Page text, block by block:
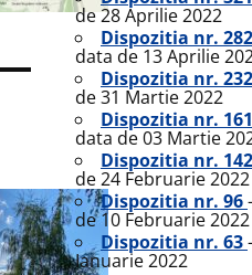
de 28 Aprilie 2022
Dispozitia nr. 282
data de 13 Aprilie
Dispozitia nr. 232
de 31 Martie 2022
Dispozitia nr. 161
data de 03 Martie
Dispozitia nr. 142
de 24 Februarie 2022
Dispozitia nr. 96
de 10 Februarie 2022
Dispozitia nr. 63
Ianuarie 2022